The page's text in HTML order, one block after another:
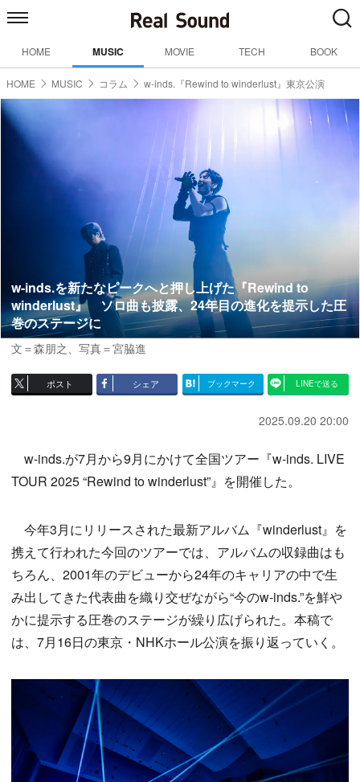
HOME MUSIC MOVIE TECH BOOK
HOME MUSIC コラム w-inds.『Rewind to winderlust』東京公演
w-inds.を新たなピークへと押し上げた『Rewind to
winderlust』 ソロ曲も披露、24年目の進化を提示した圧
巻のステージに
文＝森朋之、写真＝宮脇進
ポスト シェア ブックマーク LINEで送る
2025.09.20 20:00
w-inds.が7月から9月にかけて全国ツアー『w-inds. LIVE
TOUR 2025 “Rewind to winderlust”』を開催した。
今年3月にリリースされた最新アルバム『winderlust』を
携えて行われた今回のツアーでは、アルバムの収録曲はも
ちろん、2001年のデビューから24年のキャリアの中で生
み出してきた代表曲を織り交ぜながら“今のw-inds.”を鮮や
かに提示する圧巻のステージが繰り広げられた。本稿で
は、7月16日の東京・NHKホール公演を振り返っていく。